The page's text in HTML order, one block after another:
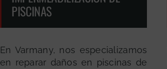
PISCINAS
En Varmany, nos especializamos
en reparar daños en piscinas de